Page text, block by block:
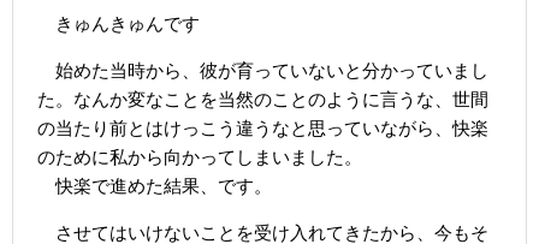
きゅんきゅんです
始めた当時から、彼が育っていないと分かっていまし
た。なんか変なことを当然のことのように言うな、世間
の当たり前とはけっこう違うなと思っていながら、快楽
のために私から向かってしまいました。
快楽で進めた結果、です。
させてはいけないことを受け入れてきたから、今もそ